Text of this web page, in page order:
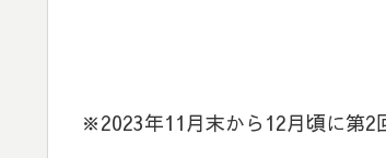
※2023年11月末から12月頃に第2